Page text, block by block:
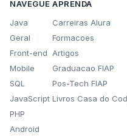
NAVEGUE
Java
Geral
Front-end
Mobile
SQL
JavaScript
PHP
Android
APRENDA
Carreiras Alura
Formacoes
Artigos
Graduacao FIAP
Pos-Tech FIAP
Livros Casa do